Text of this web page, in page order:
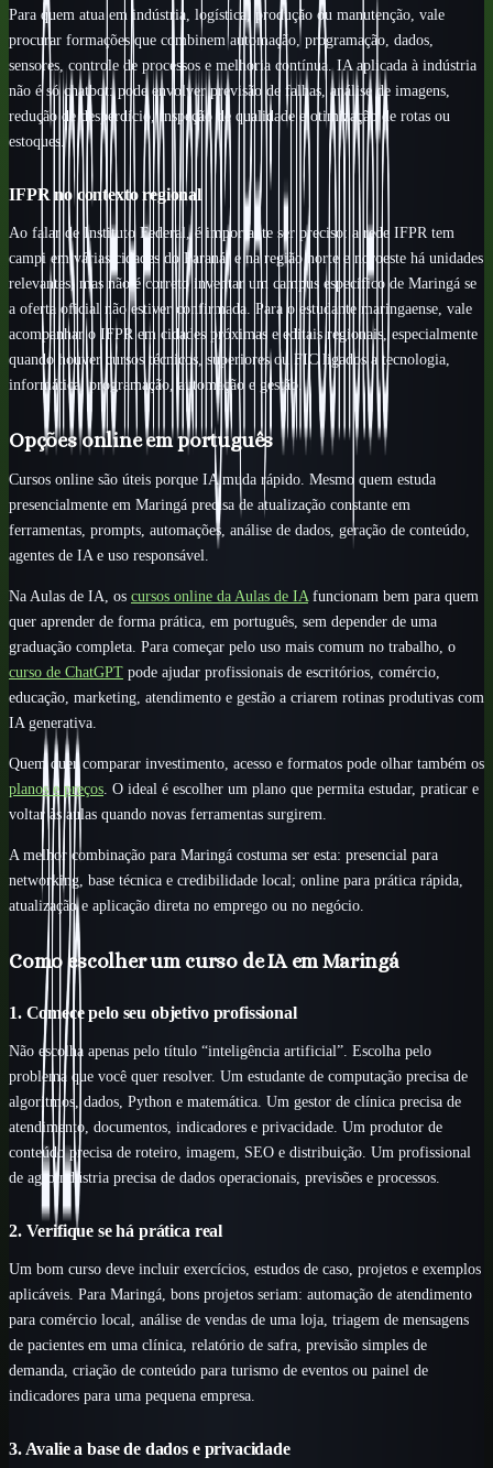
Para quem atua em indústria, logística, produção ou manutenção, vale
procurar formações que combinem automação, programação, dados,
sensores, controle de processos e melhoria contínua. IA aplicada à indústria
não é só chatbot: pode envolver previsão de falhas, análise de imagens,
redução de desperdício, inspeção de qualidade e otimização de rotas ou
estoques.
IFPR no contexto regional
Ao falar de Instituto Federal, é importante ser preciso: a rede IFPR tem
campi em várias cidades do Paraná, e na região norte e noroeste há unidades
relevantes, mas não é correto inventar um campus específico de Maringá se
a oferta oficial não estiver confirmada. Para o estudante maringaense, vale
acompanhar o IFPR em cidades próximas e editais regionais, especialmente
quando houver cursos técnicos, superiores ou FIC ligados a tecnologia,
informática, programação, automação e gestão.
Opções online em português
Cursos online são úteis porque IA muda rápido. Mesmo quem estuda
presencialmente em Maringá precisa de atualização constante em
ferramentas, prompts, automações, análise de dados, geração de conteúdo,
agentes de IA e uso responsável.
Na Aulas de IA, os cursos online da Aulas de IA funcionam bem para quem
quer aprender de forma prática, em português, sem depender de uma
graduação completa. Para começar pelo uso mais comum no trabalho, o
curso de ChatGPT pode ajudar profissionais de escritórios, comércio,
educação, marketing, atendimento e gestão a criarem rotinas produtivas com
IA generativa.
Quem quer comparar investimento, acesso e formatos pode olhar também os
planos e preços . O ideal é escolher um plano que permita estudar, praticar e
voltar às aulas quando novas ferramentas surgirem.
A melhor combinação para Maringá costuma ser esta: presencial para
networking, base técnica e credibilidade local; online para prática rápida,
atualização e aplicação direta no emprego ou no negócio.
Como escolher um curso de IA em Maringá
1. Comece pelo seu objetivo profissional
Não escolha apenas pelo título “inteligência artificial”. Escolha pelo
problema que você quer resolver. Um estudante de computação precisa de
algoritmos, dados, Python e matemática. Um gestor de clínica precisa de
atendimento, documentos, indicadores e privacidade. Um produtor de
conteúdo precisa de roteiro, imagem, SEO e distribuição. Um profissional
de agroindústria precisa de dados operacionais, previsões e processos.
2. Verifique se há prática real
Um bom curso deve incluir exercícios, estudos de caso, projetos e exemplos
aplicáveis. Para Maringá, bons projetos seriam: automação de atendimento
para comércio local, análise de vendas de uma loja, triagem de mensagens
de pacientes em uma clínica, relatório de safra, previsão simples de
demanda, criação de conteúdo para turismo de eventos ou painel de
indicadores para uma pequena empresa.
3. Avalie a base de dados e privacidade